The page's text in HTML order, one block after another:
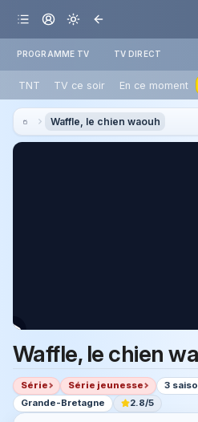
PROGRAMME TV TV DIRECT
TNT TV ce soir En ce moment
Waffle, le chien waouh
Waffle, le chien
Série Série jeunesse 3
Grande-Bretagne
2.8/5